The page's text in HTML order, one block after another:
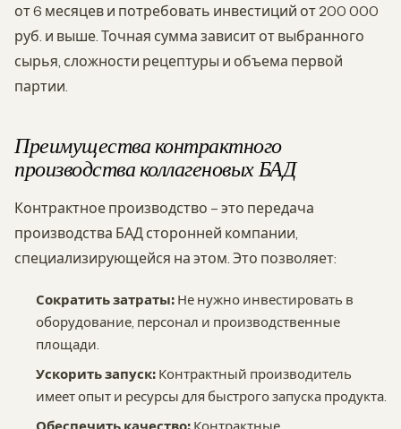
от 6 месяцев и потребовать инвестиций от 200 000
руб. и выше. Точная сумма зависит от выбранного
сырья, сложности рецептуры и объема первой
партии.
Преимущества контрактного
производства коллагеновых БАД
Контрактное производство – это передача
производства БАД сторонней компании,
специализирующейся на этом. Это позволяет:
Сократить затраты: Не нужно инвестировать в
оборудование, персонал и производственные
площади.
Ускорить запуск: Контрактный производитель
имеет опыт и ресурсы для быстрого запуска продукта.